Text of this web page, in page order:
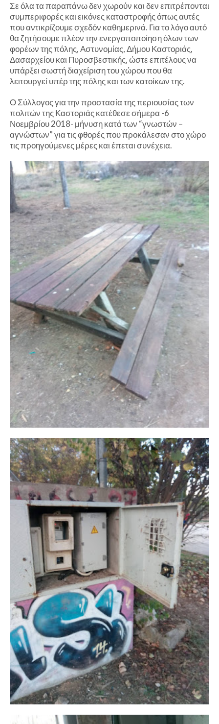
Σε όλα τα παραπάνω δεν χωρούν και δεν επιτρέπονται
συμπεριφορές και εικόνες καταστροφής όπως αυτές
που αντικρίζουμε σχεδόν καθημερινά. Για το λόγο αυτό
θα ζητήσουμε πλέον την ενεργοποποίηση όλων των
φορέων της πόλης, Αστυνομίας, Δήμου Καστοριάς,
Δασαρχείου και Πυροσβεστικής, ώστε επιτέλους να
υπάρξει σωστή διαχείριση του χώρου που θα
λειτουργεί υπέρ της πόλης και των κατοίκων της.
Ο Σύλλογος για την προστασία της περιουσίας των
πολιτών της Καστοριάς κατέθεσε σήμερα -6
Νοεμβρίου 2018- μήνυση κατά των “γνωστών –
αγνώστων” για τις φθορές που προκάλεσαν στο χώρο
τις προηγούμενες μέρες και έπεται συνέχεια.